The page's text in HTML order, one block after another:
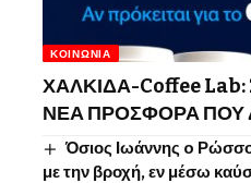
ΚΟΙΝΩΝΊΑ
ΧΑΛΚΙΔΑ-Coffee
ΝΕΑ ΠΡΟΣΦΟΡΑ ΠΟΥ
Όσιος Ιωάννης o
με την βροχή, εν μέσω